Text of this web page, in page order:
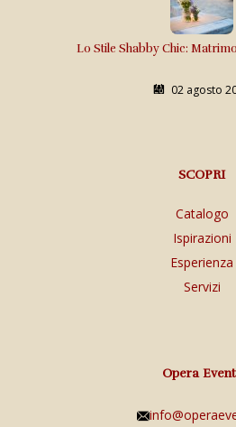
Lo Stile Shabby Chic:
02 agosto
SCOPRI
Catalogo
Ispirazioni
Esperienza
Servizi
Opera